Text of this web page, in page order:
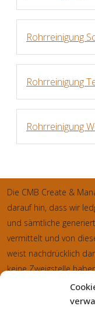
Rohrreinigung
Rohrreinigung
Rohrreinigung
Die CMB Create &
darauf hin, dass wir
und sämtliche
vermittelt und von
weist nachdrücklich
keine Zweigstelle
mobiler Dienstleister
eigenen Monteuren